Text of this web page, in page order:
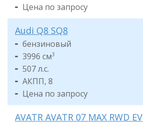
Цена по запросу
Audi Q8 SQ8
бензиновый
3996 см3
507 л.с.
АКПП, 8
Цена по запросу
AVATR AVATR 07 MAX RWD EV